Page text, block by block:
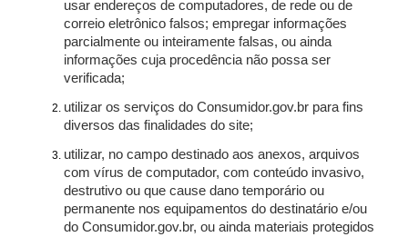
usar endereços de computadores, de rede ou de
correio eletrônico falsos; empregar informações
parcialmente ou inteiramente falsas, ou ainda
informações cuja procedência não possa ser
verificada;
utilizar os serviços do Consumidor.gov.br para fins
diversos das finalidades do site;
utilizar, no campo destinado aos anexos, arquivos
com vírus de computador, com conteúdo invasivo,
destrutivo ou que cause dano temporário ou
permanente nos equipamentos do destinatário e/ou
do Consumidor.gov.br, ou ainda materiais protegidos